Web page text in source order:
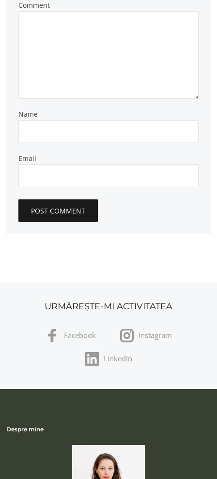
Comment
Name
Email
URMĂREȘTE-MI ACTIVITATEA
Facebook Instagram
LinkedIn
Despre mine